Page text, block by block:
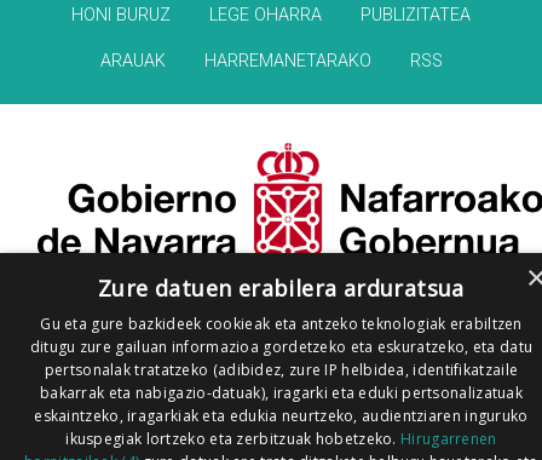
HONI BURUZ LEGE OHARRA PUBLIZITATEA
ARAUAK HARREMANETARAKO RSS
Zure datuen erabilera arduratsua
Gu eta gure bazkideek cookieak eta antzeko teknologiak erabiltzen
ditugu zure gailuan informazioa gordetzeko eta eskuratzeko, eta datu
pertsonalak tratatzeko (adibidez, zure IP helbidea, identifikatzaile
bakarrak eta nabigazio-datuak), iragarki eta eduki pertsonalizatuak
eskaintzeko, iragarkiak eta edukia neurtzeko, audientziaren inguruko
ikuspegiak lortzeko eta zerbitzuak hobetzeko. Hirugarrenen